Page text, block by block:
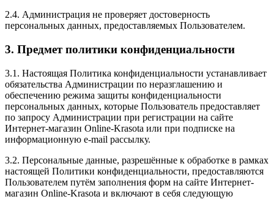
2.4. Администрация не проверяет достоверность
персональных данных, предоставляемых Пользователем.
3. Предмет политики конфиденциальности
3.1. Настоящая Политика конфиденциальности устанавливает
обязательства Администрации по неразглашению и
обеспечению режима защиты конфиденциальности
персональных данных, которые Пользователь предоставляет
по запросу Администрации при регистрации на сайте
Интернет-магазин Online-Krasota или при подписке на
информационную e-mail рассылку.
3.2. Персональные данные, разрешённые к обработке в рамках
настоящей Политики конфиденциальности, предоставляются
Пользователем путём заполнения форм на сайте Интернет-
магазин Online-Krasota и включают в себя следующую